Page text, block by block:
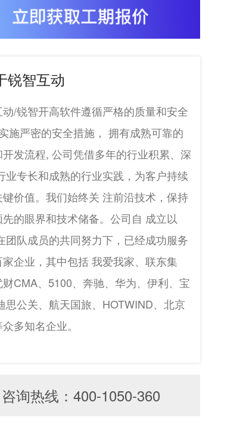
锐智互动
/锐智开高软件遵循严格的质量和安全
施严密的安全措施， 拥有成熟可靠的
发流程, 公司凭借多年的行业积累、深
业专长和成熟的行业实践，为客户持续
价值。我们始终关 注前沿技术，保持
的眼界和技术储备。公司自 成立以
团队成员的共同努力下，已经成功服务
企业，其中包括 我爱我家、联东集
财CMA、5100、奔驰、华为、伊利、宝
思公关、航天国旅、HOTWIND、北京
多知名企业。
咨询热线：400-1050-360